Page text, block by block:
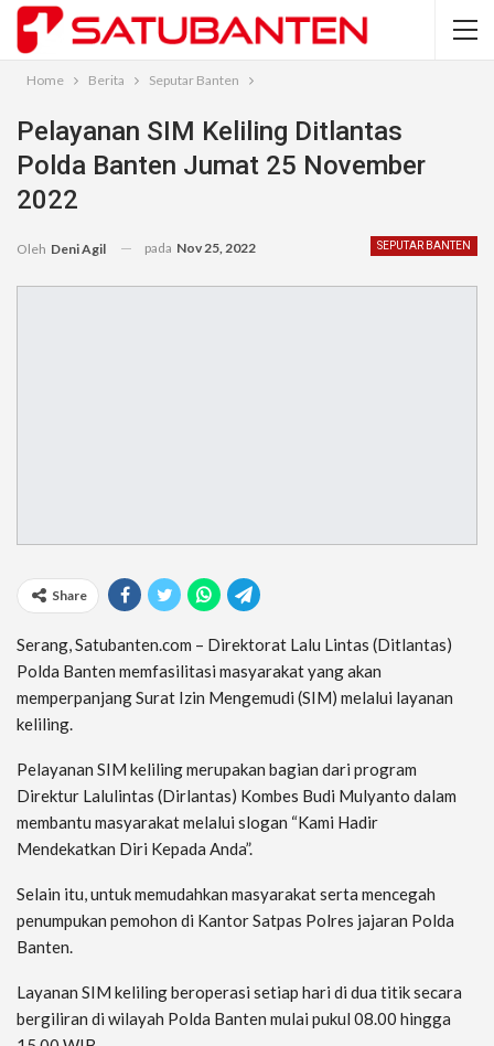
Home Berita Seputar Banten
Pelayanan SIM Keliling Ditlantas
Polda Banten Jumat 25 November
2022
SEPUTAR BANTEN
Oleh Deni Agil pada Nov 25, 2022
Share
Serang, Satubanten.com – Direktorat Lalu Lintas (Ditlantas)
Polda Banten memfasilitasi masyarakat yang akan
memperpanjang Surat Izin Mengemudi (SIM) melalui layanan
keliling.
Pelayanan SIM keliling merupakan bagian dari program
Direktur Lalulintas (Dirlantas) Kombes Budi Mulyanto dalam
membantu masyarakat melalui slogan “Kami Hadir
Mendekatkan Diri Kepada Anda”.
Selain itu, untuk memudahkan masyarakat serta mencegah
penumpukan pemohon di Kantor Satpas Polres jajaran Polda
Banten.
Layanan SIM keliling beroperasi setiap hari di dua titik secara
bergiliran di wilayah Polda Banten mulai pukul 08.00 hingga